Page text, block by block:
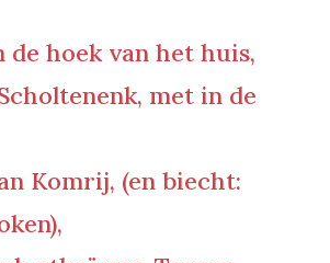
hoek van het huis,
met in de
Komrij, (en biecht: